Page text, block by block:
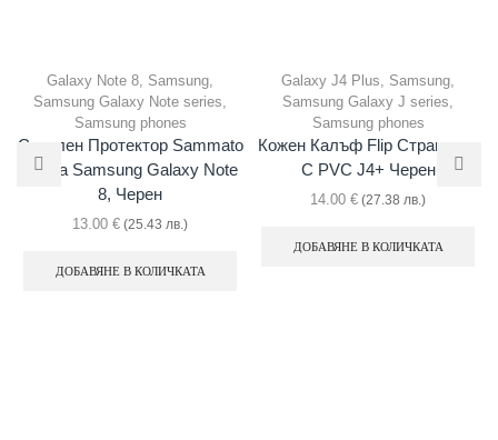
Galaxy Note 8 Samsung
Samsung Galaxy Note series
Samsung phones
Стъклен Протектор Sammato
5D За Samsung Galaxy Note
8, Черен
13.00 € (25.43 лв.)
ДОБАВЯНЕ В КОЛИЧКАТА
Galaxy J4 Plus Samsung
Samsung Galaxy J series
Samsung phones
Кожен Калъф Flip Страничен
С PVC J4+ Черен
14.00 € (27.38 лв.)
ДОБАВЯНЕ В КОЛИЧКАТА